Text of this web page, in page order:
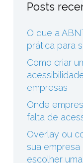
Posts
O que a
prática para
Como criar
empresas
Onde
falta de
Overlay ou
sua
escolher